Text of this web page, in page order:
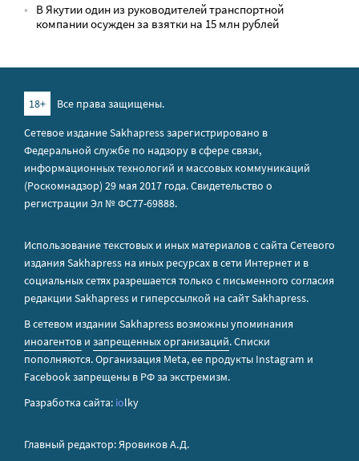
В Якутии один из руководителей транспортной
компании осужден за взятки на 15 млн рублей
18+
Все права защищены.
Сетевое издание Sakhapress зарегистрировано в
Федеральной службе по надзору в сфере связи,
информационных технологий и массовых коммуникаций
(Роскомнадзор) 29 мая 2017 года. Свидетельство о
регистрации Эл № ФС77-69888.
Использование текстовых и иных материалов с сайта Сетевого
издания Sakhapress на иных ресурсах в сети Интернет и в
социальных сетях разрешается только с письменного согласия
редакции Sakhapress и гиперссылкой на сайт Sakhapress.
В сетевом издании Sakhapress возможны упоминания
иноагентов и запрещенных организаций. Списки
пополняются. Организация Metа, ее продукты Instagram и
Facebook запрещены в РФ за экстремизм.
Разработка сайта: iolky
Главный редактор: Яровиков А.Д.